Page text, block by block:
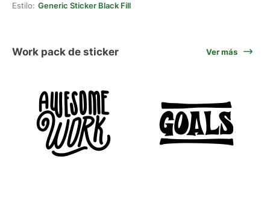
Estilo: Generic Sticker Black Fill
Work pack de sticker Ver más